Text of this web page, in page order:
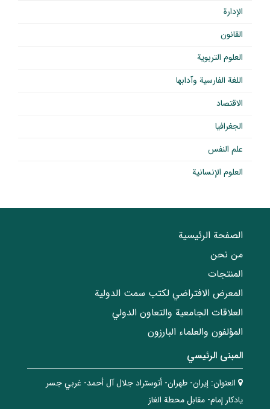
الإدارة
القانون
العلوم التربوية
اللغة الفارسية وآدابها
الاقتصاد
الجغرافيا
علم النفس
العلوم الإنسانية
الصفحة الرئيسية
من نحن
المنتجات
المعرض الافتراضي لكتب سمت الدولية
العلاقات الجامعیة والتعاون الدولي
المؤلفون والعلماء البارزون
المبنی الرئيسي
العنوان: إيران- طهران- أتوستراد جلال آل أحمد- غربي جسر
يادكار إمام- مقابل محطة الغاز